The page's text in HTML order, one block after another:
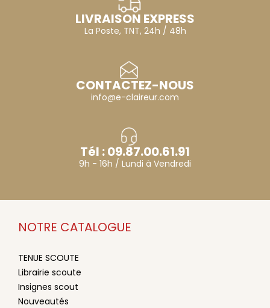
LIVRAISON EXPRESS
La Poste, TNT, 24h / 48h
CONTACTEZ-NOUS
info@e-claireur.com
Tél : 09.87.00.61.91
9h - 16h / Lundi à Vendredi
NOTRE CATALOGUE
TENUE SCOUTE
Librairie scoute
Insignes scout
Nouveautés